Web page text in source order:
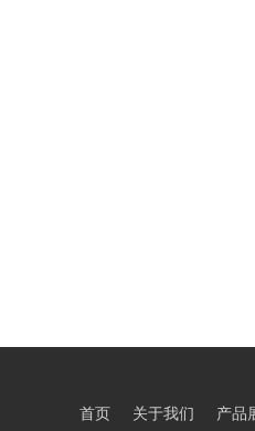
首页 关于我们 产品